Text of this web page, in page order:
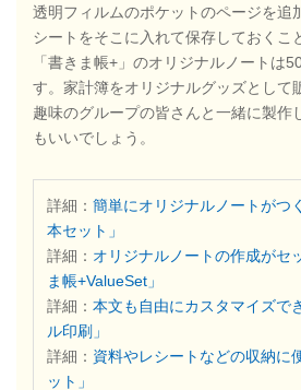
透明フィルムのポケットのページを追
シートをそこに入れて保存しておくこ
「書きま帳+」のオリジナルノートは
す。家計簿をオリジナルグッズとして
趣味のグループの皆さんと一緒に製作
もいいでしょう。
詳細： 簡単にオリジナルノートがつ
本セット」
詳細： オリジナルノートの作成がセ
ま帳+ValueSet」
詳細： 本文も自由にカスタマイズで
ル印刷」
詳細： 資料やレシートなどの収納に
ット」